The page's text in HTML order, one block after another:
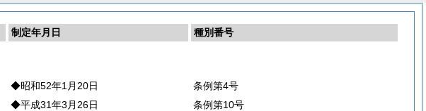
制定年月日
種別番号
◆昭和52年1月20日
条例第4号
◆平成31年3月26日
条例第10号